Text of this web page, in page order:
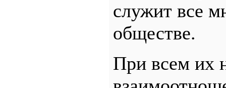
служит все
обществе.
При всем их